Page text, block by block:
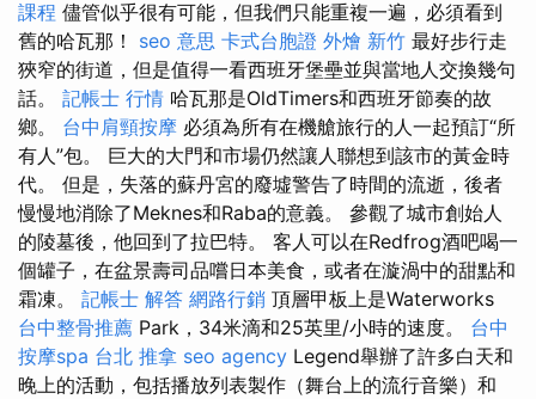
課程 儘管似乎很有可能，但我們只能重複一遍，必須看到
舊的哈瓦那！ seo 意思 卡式台胞證 外燴 新竹 最好步行走
狹窄的街道，但是值得一看西班牙堡壘並與當地人交換幾句
話。 記帳士 行情 哈瓦那是OldTimers和西班牙節奏的故
鄉。 台中肩頸按摩 必須為所有在機艙旅行的人一起預訂“所
有人”包。 巨大的大門和市場仍然讓人聯想到該市的黃金時
代。 但是，失落的蘇丹宮的廢墟警告了時間的流逝，後者
慢慢地消除了Meknes和Raba的意義。 參觀了城市創始人
的陵墓後，他回到了拉巴特。 客人可以在Redfrog酒吧喝一
個罐子，在盆景壽司品嚐日本美食，或者在漩渦中的甜點和
霜凍。 記帳士 解答 網路行銷 頂層甲板上是Waterworks
台中整骨推薦 Park，34米滴和25英里/小時的速度。 台中
按摩spa 台北 推拿 seo agency Legend舉辦了許多白天和
晚上的活動，包括播放列表製作（舞台上的流行音樂）和